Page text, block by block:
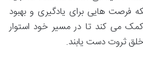
فرصت هایی برای یادگیری و بهبود
کمک می کند تا در مسیر خود استوار
ثروت دست یابند.